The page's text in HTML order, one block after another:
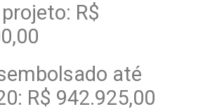
R$
até
R$ 942.925,00